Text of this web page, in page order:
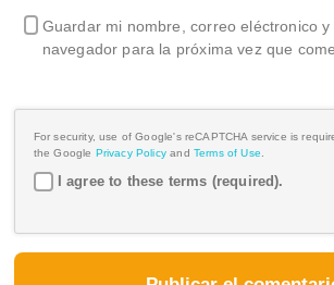
Guardar mi nombre, correo eléctronico y
navegador para la próxima vez que
For security, use of Google's reCAPTCHA service is
the Google Privacy Policy and Terms of Use
I agree to these terms (required).